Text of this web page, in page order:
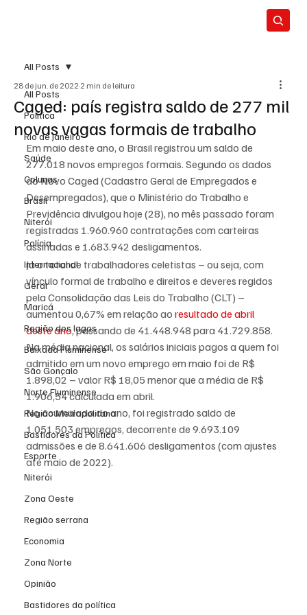
All Posts
Política
Rio de Janeiro
Saúde
Colunas
Brasil
Niterói
Polícia
Internacional
Geral
Maricá
Região dos lagos
Baixada Fluminense
São Gonçalo
Norte Fluminense
Região Metropolitana
Bastidores da Política
Esporte
Niterói
Zona Oeste
Região serrana
Economia
Zona Norte
Opinião
Bastidores da política
All Posts
Caged: país registra saldo de 277 mil
novas vagas formais de trabalho
28 de jun. de 2022 2 min de leitura
Em maio deste ano, o Brasil registrou um saldo de
277.018 novos empregos formais. Segundo os dados
do Novo Caged (Cadastro Geral de Empregados e
Desempregados), que o Ministério do Trabalho e
Previdência divulgou hoje (28), no mês passado foram
registradas 1.960.960 contratações com carteiras
assinadas e 1.683.942 desligamentos.
Já o total de trabalhadores celetistas – ou seja, com
vínculo formal de trabalho e direitos e deveres regidos
pela Consolidação das Leis do Trabalho (CLT) –
aumentou 0,67% em relação ao resultado de abril
deste ano, passando de 41.448.948 para 41.729.858.
Na média nacional, os salários iniciais pagos a quem foi
admitido em um novo emprego em maio foi de R$
1.898,02 – valor R$ 18,05 menor que a média de R$
1.906,54 calculada em abril.
No acumulado do ano, foi registrado saldo de
1.051.503 empregos, decorrente de 9.693.109
admissões e de 8.641.606 desligamentos (com ajustes
até maio de 2022).